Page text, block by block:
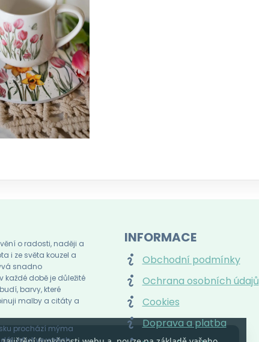
o radosti, naději a
i ze světa kouzel a
snadno
každé době je důležité
barvy, které
malby a citáty a
prochází mýma
INFORMACE
Obchodní podmínky
Ochrana osobních údajů
Cookies
Doprava a platba